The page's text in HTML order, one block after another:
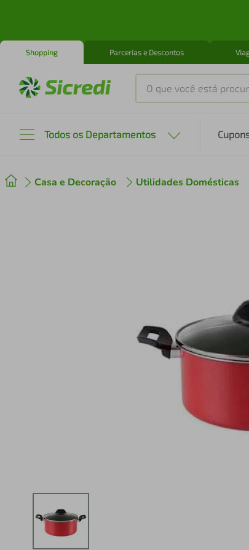
Shopping Parcerias e Descontos
O que você está
Todos os Departamentos
Casa e Decoração Utilidades Domésticas
º cafeteira